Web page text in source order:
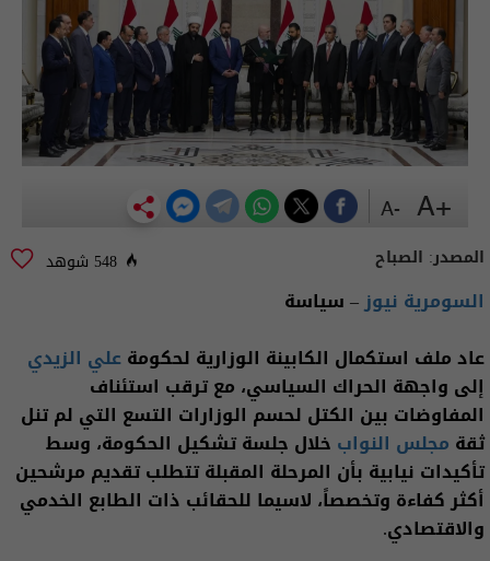
المصدر: الصباح 548 شوهد
السومرية نيوز– سياسة
عاد ملف استكمال الكابينة الوزارية لحكومةعلي الزيدي
إلى واجهة الحراك السياسي، مع ترقب استئناف
المفاوضات بين الكتل لحسم الوزارات التسع التي لم تنل
ثقة مجلس النواب خلال جلسة تشكيل الحكومة، وسط
تأكيدات نيابية بأن المرحلة المقبلة تتطلب تقديم مرشحين
أكثر كفاءة وتخصصاً، لاسيما للحقائب ذات الطابع الخدمي
والاقتصادي.
+A
-A